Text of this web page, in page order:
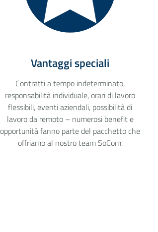
Vantaggi speciali
Contratti a tempo indeterminato,
responsabilità individuale, orari di lavoro
flessibili, eventi aziendali, possibilità di
lavoro da remoto – numerosi benefit e
opportunità fanno parte del pacchetto che
offriamo al nostro team SoCom.